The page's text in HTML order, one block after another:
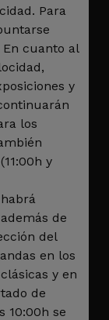
Para
cuanto al
y
los
y
de
del
en los
y en
de
10:00h se